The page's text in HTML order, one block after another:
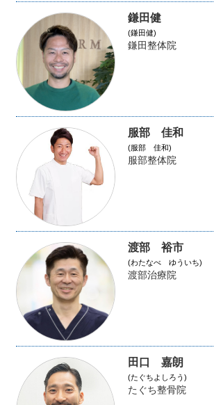
鎌田健
(鎌田健)
鎌田整体院
服部 佳和
(服部 佳和)
服部整体院
渡部 裕市
(わたなべ ゆういち)
渡部治療院
田口 嘉朗
(たぐちよしろう)
たぐち整骨院